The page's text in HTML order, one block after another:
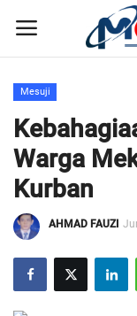
Home
Kontak
Disclaimer
Susunan Redaksi
Mesuji
Warga
Kurban
AHMAD FAUZI